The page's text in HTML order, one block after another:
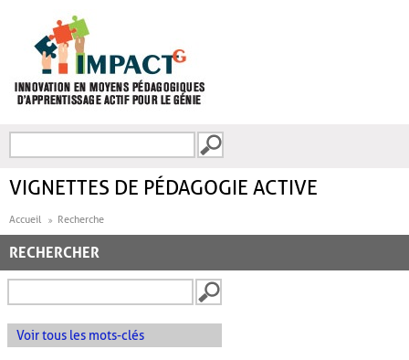
FORMULAIRE DE
VIGNETTES DE PÉDAGOGIE ACTIVE
Accueil Recherche
RECHERCHER
Voir tous les mots-clés